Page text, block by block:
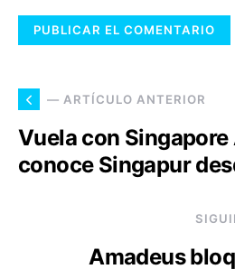
— ARTÍCULO ANTERIOR
Vuela con
conoce Singapur
Amadeus